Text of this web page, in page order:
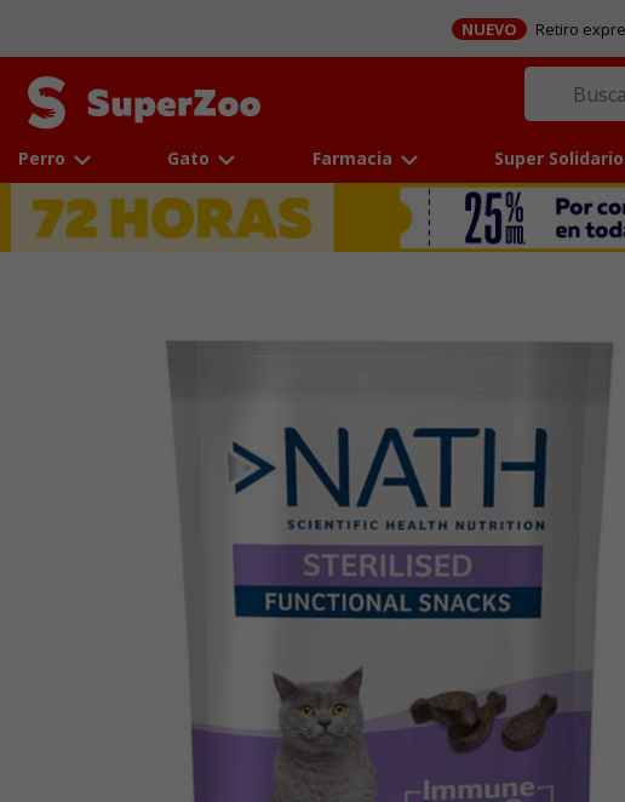
NUEVO Retiro
Perro Gato Farmacia Super